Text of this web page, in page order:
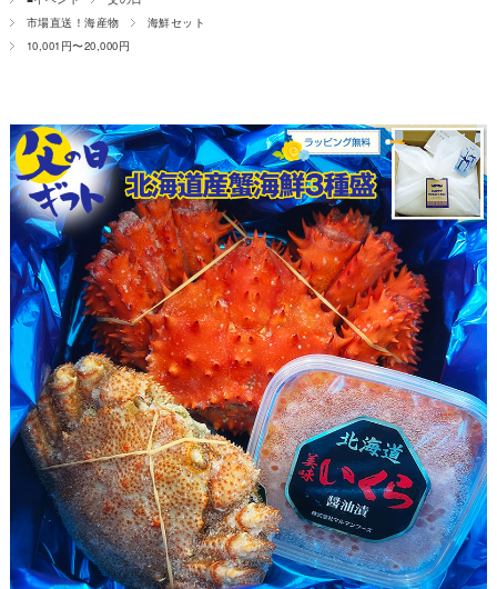
市場直送！海産物
海鮮セット
10,001円〜20,000円